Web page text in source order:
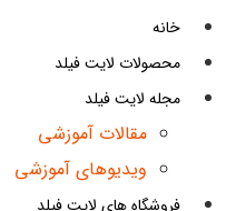
خانه
محصولات لایت فیلد
مجله لایت فیلد
مقالات آموزشی
ویدیوهای آموزشی
فروشگاه های لایت فیلد